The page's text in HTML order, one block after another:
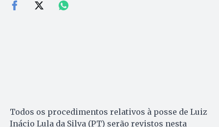
Todos os procedimentos relativos à posse de Luiz
Inácio Lula da Silva (PT) serão revistos nesta